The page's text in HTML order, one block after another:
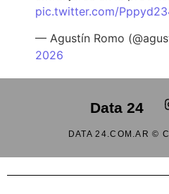
pic.twitter.com/
— Agustín Romo
2026
Data 24
DATA 24.COM.AR ©